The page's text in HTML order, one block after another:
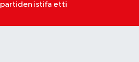
partiden istifa etti